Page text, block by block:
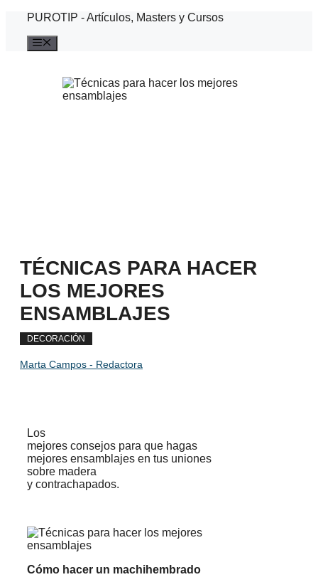
Saltar
contenido
PUROTIP - Artículos, Masters y Cursos
TÉCNICAS PARA HACER
LOS MEJORES
ENSAMBLAJES
DECORACIÓN
Marta Campos - Redactora
Los
mejores consejos para que hagas
mejores ensamblajes en tus uniones
sobre madera
y contrachapados.
Cómo hacer un machihembrado